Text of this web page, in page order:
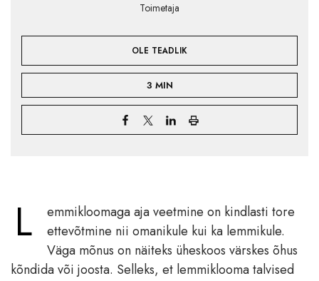
Toimetaja
OLE TEADLIK
3 MIN
L
emmikloomaga aja veetmine on kindlasti tore
ettevõtmine nii omanikule kui ka lemmikule.
Väga mõnus on näiteks üheskoos värskes õhus
kõndida või joosta. Selleks, et lemmiklooma talvised